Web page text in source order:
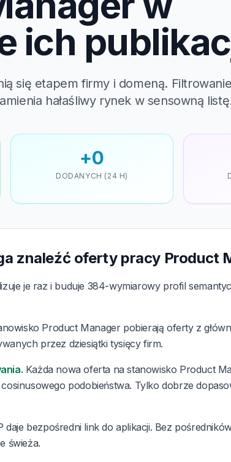
ich
się etapem firmy i domeną.
hałaśliwy rynek w sensowną
+0
DODANYCH (24 H)
znaleźć oferty pracy Product
je raz i buduje 384-wymiarowy profil
Product Manager pobierają oferty z
przez dziesiątki tysięcy firm.
Każda nowa oferta na stanowisko Product
podobieństwa. Tylko dobrze
daje bezpośredni link do aplikacji. Bez
świeża.